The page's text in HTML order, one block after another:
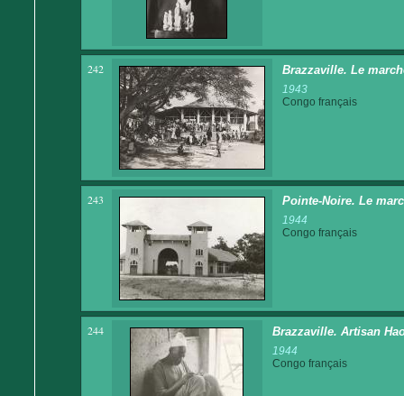
242 Brazzaville. Le
1943
Congo français
243 Pointe-Noire. Le
1944
Congo français
244 Brazzaville. Artisan
1944
Congo français